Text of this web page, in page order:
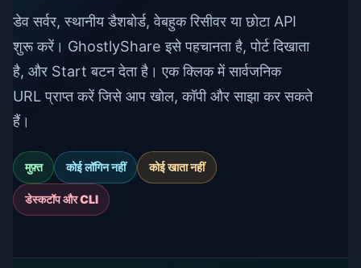
डेव सर्वर, स्थानीय डैशबोर्ड, वेबहुक रिसीवर या छोटा API
शुरू करें। GhostlyShare इसे पहचानता है, पोर्ट दिखाता
है, और Start बटन देता है। एक क्लिक में सार्वजनिक
URL प्राप्त करें जिसे आप खोल, कॉपी और साझा कर सकते
हैं।
मुफ़्त कोई लॉगिन नहीं कोई खाता नहीं
डेस्कटॉप और CLI